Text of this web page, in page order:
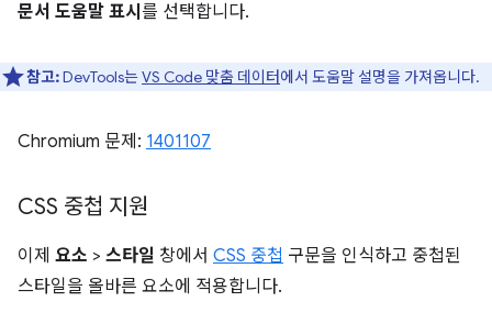
문서 도움말 표시 를 선택합니다.
참고:DevTools는VS Code 맞춤 데이터에서 도움말 설명을 가져옵니다.
Chromium 문제: 1401107
CSS 중첩 지원
이제 요소 > 스타일 창에서 CSS 중첩 구문을 인식하고 중첩된
스타일을 올바른 요소에 적용합니다.